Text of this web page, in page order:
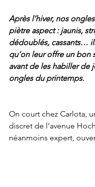
Après l’hiver, nos
piètre aspect : jaunis,
dédoublés, cassants…
qu’on leur offre un bon
avant de les habiller de
ongles du printemps.
On court chez Carlota,
discret de l’avenue
néanmoins expert,